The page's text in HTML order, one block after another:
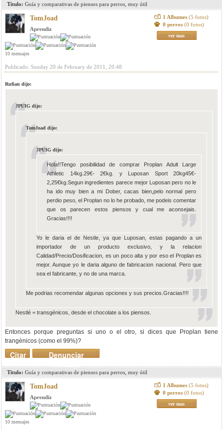
Titulo: Guía y comparativas de piensos para perros, muy útil
TomJoad
Aprendiz
10 mensajes
1 Albumes (5 fotos)
0 perros (0 fotos)
ver mas
Publicado: Sunday 20 de February de 2011, 20:48
Rufian dijo:
JPUIG dijo:
TomJoad dijo:
JPUIG dijo:
Hola!!Tengo posibilidad de comprar Proplan Adult Large
Athletic 14kg.29€- 2€kg. y Luposan Sport 20kg45€-
2,25€kg.Segun ingredientes parece mejor Luposan pero no le
ha ido muy bien a mi Dober, cacas bien,pelo normal pero
perdio peso, el Proplan no lo he probado, me podeis comentar
que os parecen estos piensos y cual me aconsejais.
Gracias!!!!
Yo le daria el de Nestle, ya que Luposan, estas pagando a un
importador de un producto exclusivo, y la relacion
Calidad/Precio/Dosificacion, es un poco alta y por eso el Proplan es
mejor. Aunque yo le daria alguno de fabricacion nacional. Pero que
sea el fabricante, y no de una marca.
Me podrias recomendar algunas opciones y sus precios.Gracias!!!!
Nestlé = transgénicos, desde el chocolate a los piensos.
Entonces porque preguntas si uno o el otro, si dices que Proplan tiene
trangènicos (como el 99%)?
Denunciar
mensaje
Citar
Titulo: Guía y comparativas de piensos para perros, muy útil
TomJoad
Aprendiz
10 mensajes
1 Albumes (5 fotos)
0 perros (0 fotos)
ver mas